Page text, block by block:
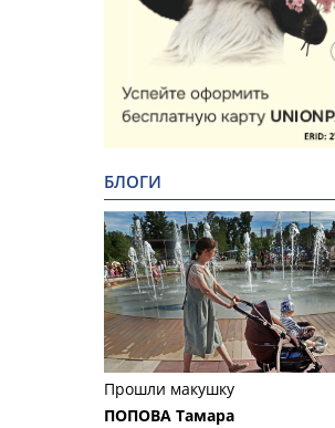
БЛОГИ
Прошли макушку
ПОПОВА Тамара